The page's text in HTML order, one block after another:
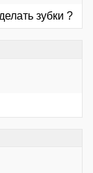
зубки ?